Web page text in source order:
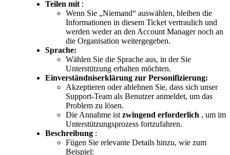
Teilen mit :
Wenn Sie „Niemand“ auswählen, bleiben die
Informationen in diesem Ticket vertraulich und
werden weder an den Account Manager noch an
die Organisation weitergegeben.
Sprache:
Wählen Sie die Sprache aus, in der Sie
Unterstützung erhalten möchten.
Einverständniserklärung zur Personifizierung:
Akzeptieren oder ablehnen Sie, dass sich unser
Support-Team als Benutzer anmeldet, um das
Problem zu lösen.
Die Annahme ist zwingend erforderlich , um im
Unterstützungsprozess fortzufahren.
Beschreibung :
Fügen Sie relevante Details hinzu, wie zum
Beispiel: